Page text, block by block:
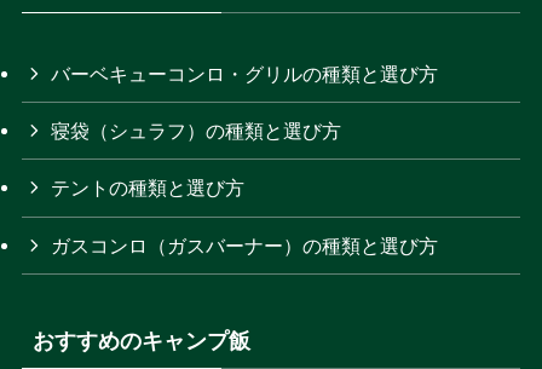
選
月
ア
ー
カ
イ
ブ
バーベキューコンロ・グリルの種類と選び方
寝袋（シュラフ）の種類と選び方
テントの種類と選び方
ガスコンロ（ガスバーナー）の種類と選び方
おすすめのキャンプ飯